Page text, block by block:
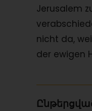
Jerusalem
nicht da,
der ewigen